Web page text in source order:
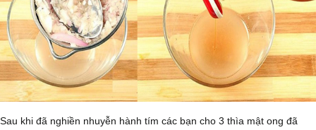
Sau khi đã nghiền nhuyễn hành tím các bạn cho 3 thìa mật ong đã